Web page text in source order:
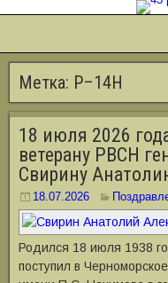
Метка: Р–14Н
18 июля 2026
ветерану РВСН
Свирину
18.07.2026
Родился 18 июля 1938
поступил в